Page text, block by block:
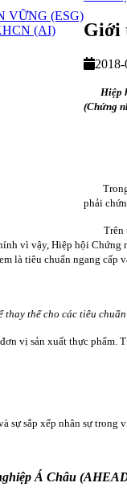
VỮNG (ESG)
(AI)
Giới
Hiệp
(Chứng
phải
Trên
vì vậy, Hiệp hội
là tiêu chuẩn ngang cấp
thay thế cho các tiêu
vị sản xuất thực phẩm.
sắp xếp nhân sự trong
Á Châu